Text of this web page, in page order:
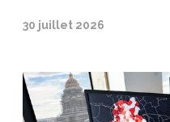
30 juillet 2026